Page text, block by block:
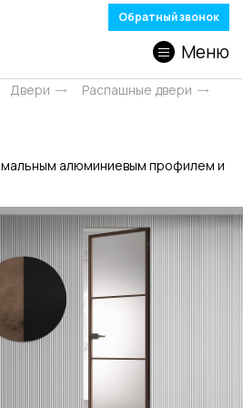
Обратный звонок
Меню
Двери
Распашные двери
алюминиевым профилем и